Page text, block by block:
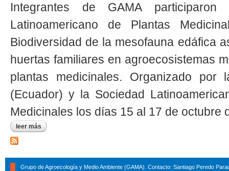
Integrantes de GAMA
Latinoamericano de Plantas
Biodiversidad de la mesofauna edáfica
huertas familiares en agroecosistemas
plantas medicinales. Organizado por
(Ecuador) y la Sociedad
Medicinales los días 15 al 17 de octubre
leer más sobre integrantes de gama participaron en viii congreso
Grupo de Agroecología y Medio Ambiente (GAMA). Contacto: Santiago Peredo